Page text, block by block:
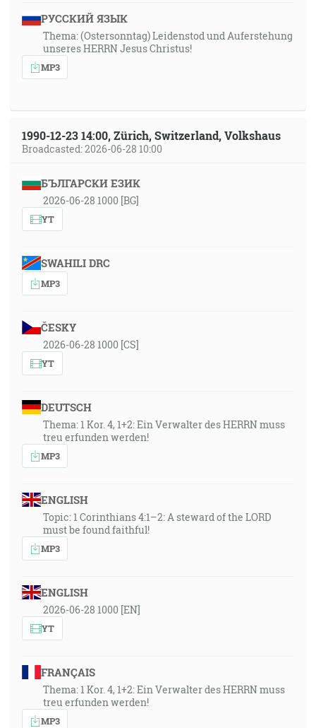
РУССКИЙ ЯЗЫК
Thema: (Ostersonntag) Leidenstod und Auferstehung
unseres HERRN Jesus Christus!
MP3
1990-12-23 14:00, Zürich, Switzerland, Volkshaus
Broadcasted: 2026-06-28 10:00
БЪЛГАРСКИ ЕЗИК
2026-06-28 1000 [BG]
YT
SWAHILI DRC
MP3
ČESKY
2026-06-28 1000 [CS]
YT
DEUTSCH
Thema: 1 Kor. 4, 1+2: Ein Verwalter des HERRN muss
treu erfunden werden!
MP3
ENGLISH
Topic: 1 Corinthians 4:1–2: A steward of the LORD
must be found faithful!
MP3
ENGLISH
2026-06-28 1000 [EN]
YT
FRANÇAIS
Thema: 1 Kor. 4, 1+2: Ein Verwalter des HERRN muss
treu erfunden werden!
MP3